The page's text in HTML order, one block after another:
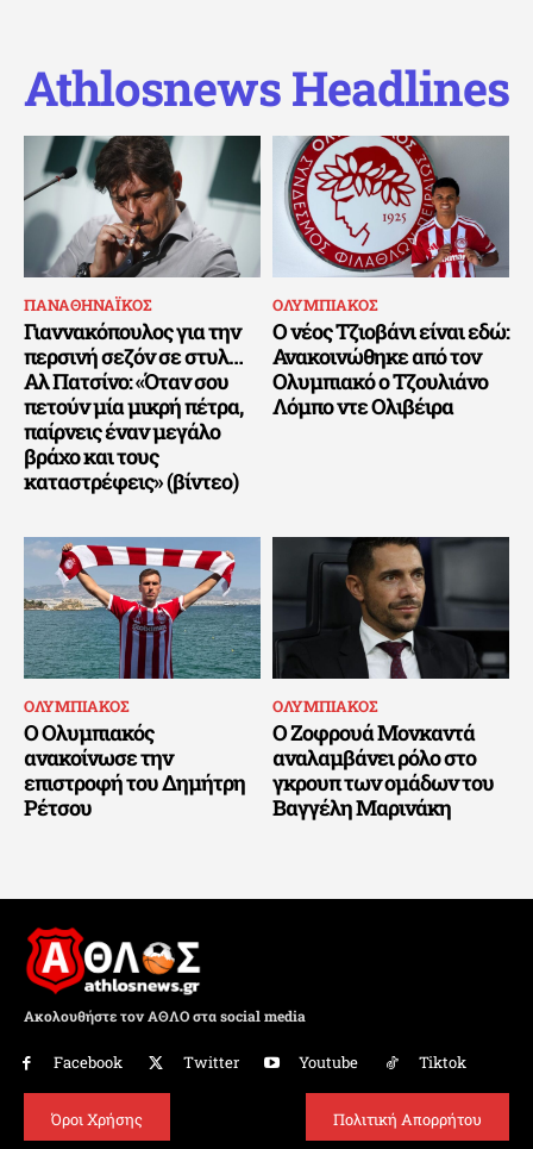
Athlosnews Headlines
ΠΑΝΑΘΗΝΑΪΚΟΣ
Γιαννακόπουλος για την
περσινή σεζόν σε στυλ…
Αλ Πατσίνο: «Όταν σου
πετούν μία μικρή πέτρα,
παίρνεις έναν μεγάλο
βράχο και τους
καταστρέφεις» (βίντεο)
ΟΛΥΜΠΙΑΚΟΣ
Ο νέος Τζιοβάνι είναι εδώ:
Ανακοινώθηκε από τον
Ολυμπιακό ο Τζουλιάνο
Λόμπο ντε Ολιβέιρα
ΟΛΥΜΠΙΑΚΟΣ
Ο Ολυμπιακός
ανακοίνωσε την
επιστροφή του Δημήτρη
Ρέτσου
ΟΛΥΜΠΙΑΚΟΣ
Ο Ζοφρουά Μονκαντά
αναλαμβάνει ρόλο στο
γκρουπ των ομάδων του
Βαγγέλη Μαρινάκη
Ακολουθήστε τον ΑΘΛΟ στα social media
Facebook Twitter Youtube Tiktok
Όροι Χρήσης Πολιτική Απορρήτου